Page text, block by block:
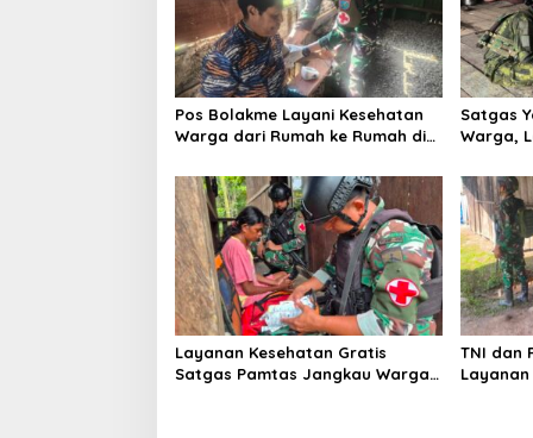
Pos Bolakme Layani Kesehatan
Warga dari Rumah ke Rumah di
Satgas
Warga,
Nawa
Layanan Kesehatan Gratis
Satgas Pamtas Jangkau Warga
TNI dan
Layanan